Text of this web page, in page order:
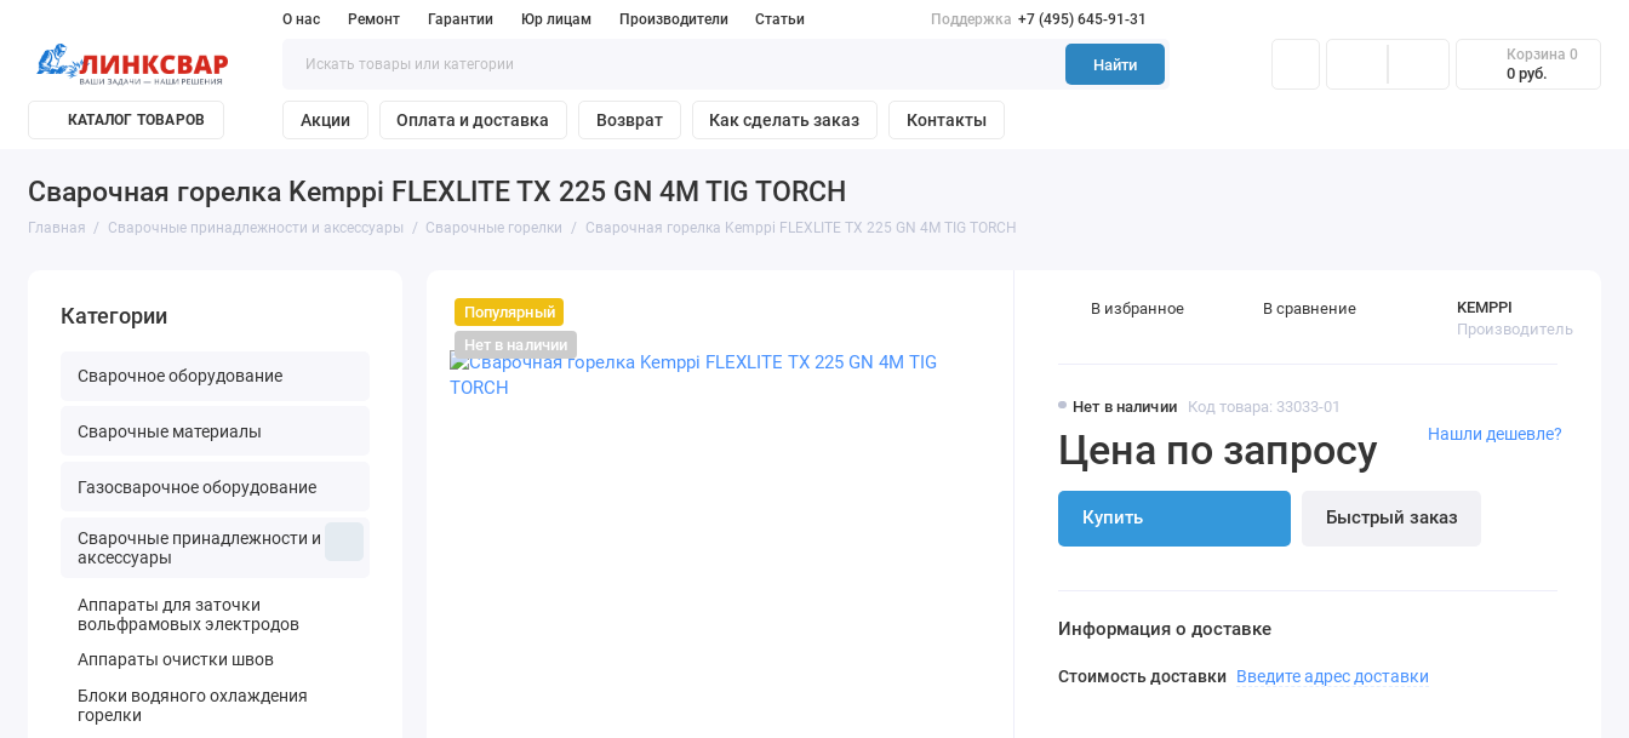
О нас Ремонт Гарантии Юр лицам Производители Статьи Поддержка +7 (495) 645-91-31
Найти
Корзина 0
0 руб.
КАТАЛОГ ТОВАРОВ Акции Оплата и доставка Возврат Как сделать заказ Контакты
Сварочная горелка Kemppi FLEXLITE TX 225 GN 4M TIG TORCH
Главная Сварочные принадлежности и аксессуары Сварочные горелки Сварочная горелка Kemppi FLEXLITE TX 225 GN 4M TIG TORCH
Категории
Сварочное оборудование
Сварочные материалы
Газосварочное оборудование
Сварочные принадлежности и
аксессуары
Аппараты для заточки
вольфрамовых электродов
Аппараты очистки швов
Блоки водяного охлаждения
горелки
Популярный
Нет в наличии
Нет в наличии Код товара: 33033-01
KEMPPI
Производитель
Цена по запросу
Купить Быстрый заказ
Нашли дешевле?
В избранное В сравнение
Информация о доставке
Стоимость доставки Введите адрес доставки